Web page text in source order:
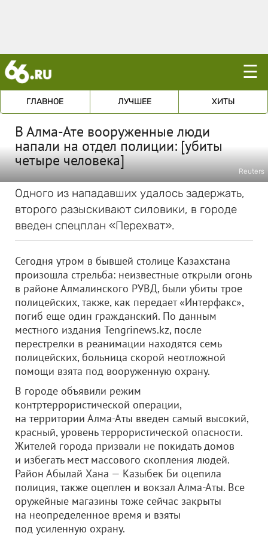
☰
ГЛАВНОЕ ЛУЧШЕЕ ХИТЫ
В Алма-Ате вооруженные люди
напали на отдел полиции: [убиты
четыре человека]
Reuters
Одного из нападавших удалось задержать,
второго разыскивают силовики, в городе
введен спецплан «Перехват».
Сегодня утром в бывшей столице Казахстана
произошла стрельба: неизвестные открыли огонь
в районе ​Алмалинского РУВД, были убиты трое
полицейских, также, как передает «Интерфакс»,
погиб еще один гражданский. По данным
местного издания Tengrinews.kz, после
перестрелки в реанимации находятся семь
полицейских, больница скорой неотложной
помощи взята под вооруженную охрану.
В городе объявили режим
контртеррористической операции,
на территории Алма-Аты введен самый высокий,
красный, уровень террористической опасности.
Жителей города призвали не покидать домов
и избегать мест массового скопления людей.
Район Абылай Хана — Казыбек Би оцепила
полиция, также оцеплен и вокзал Алма-Аты. Все
оружейные магазины тоже сейчас закрыты
на неопределенное время и взяты
под усиленную охрану.